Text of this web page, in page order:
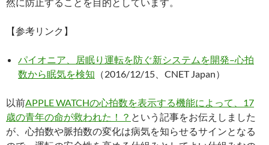
【参考リンク】
パイオニア、居眠り運転を防ぐ新システムを開発–心拍
数から眠気を検知 （2016/12/15、CNET Japan）
以前APPLE WATCHの心拍数を表示する機能によって、17
歳の青年の命が救われた！？ という記事をお伝えしました
が、心拍数や脈拍数の変化は病気を知らせるサインとなる